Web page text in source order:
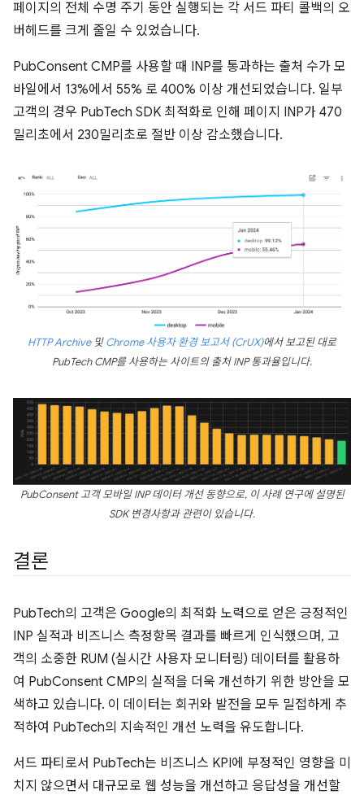
페이지의 전체 수명 주기 동안 실행되는 각 서드 파티 콜백의 오
버헤드를 크게 줄일 수 있었습니다.
PubConsent CMP를 사용할 때 INP를 통과하는 출처 수가 모
바일에서 13%에서 55% 로 400% 이상 개선되었습니다. 일부
고객의 경우 PubTech SDK 최적화로 인해 페이지 INP가 470
밀리초에서 230밀리초로 절반 이상 감소했습니다.
HTTP Archive및Chrome 사용자 환경 보고서 (CrUX)에서 보고된 대로
PubTech CMP를 사용하는 사이트의 출처 INP 통과율입니다.
PubConsent 고객 모바일 INP 데이터 개선 동향으로, 이 사례 연구에 설명된
SDK 변경사항과 관련이 있습니다.
결론
PubTech의 고객은 Google의 최적화 노력으로 얻은 긍정적인
INP 실적과 비즈니스 측정항목 결과를 빠르게 인식했으며, 고
객의 소중한 RUM (실시간 사용자 모니터링) 데이터를 활용하
여 PubConsent CMP의 실적을 더욱 개선하기 위한 방안을 모
색하고 있습니다. 이 데이터는 회귀와 발전을 모두 밀접하게 추
적하여 PubTech의 지속적인 개선 노력을 유도합니다.
서드 파티로서 PubTech는 비즈니스 KPI에 부정적인 영향을 미
치지 않으면서 대규모로 웹 성능을 개선하고 응답성을 개선할